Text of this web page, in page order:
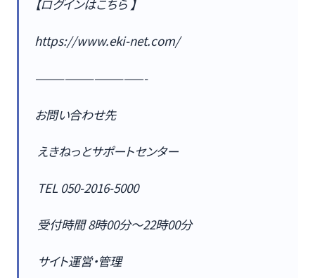
【ログインはこちら 】
https://www.eki-net.com/
———————————-
お問い合わせ先
えきねっとサポートセンター
TEL 050-2016-5000
受付時間 8時00分～22時00分
サイト運営・管理